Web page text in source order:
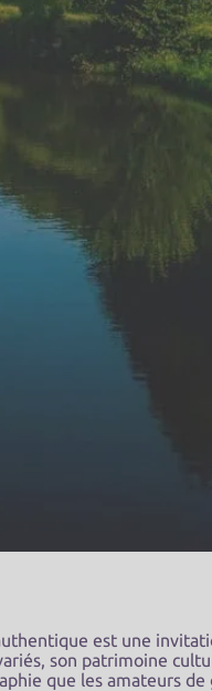
est une
variés, son patrimoine
que les amateurs de